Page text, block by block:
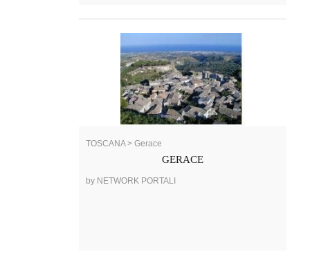
TOSCANA > Gerace
GERACE
by NETWORK PORTALI